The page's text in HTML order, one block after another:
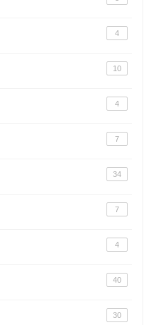
4
10
4
7
34
7
4
40
30